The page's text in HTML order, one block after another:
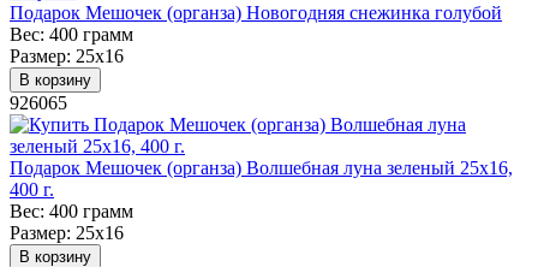
Подарок Мешочек (органза) Новогодняя снежинка голубой
Вес: 400 грамм
Размер: 25х16
В корзину
926065
Подарок Мешочек (органза) Волшебная луна зеленый 25х16,
400 г.
Вес: 400 грамм
Размер: 25х16
В корзину